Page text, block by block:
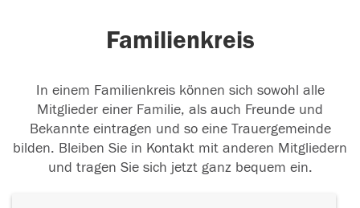
Familienkreis
In einem Familienkreis können sich sowohl alle
Mitglieder einer Familie, als auch Freunde und
Bekannte eintragen und so eine Trauergemeinde
bilden. Bleiben Sie in Kontakt mit anderen Mitgliedern
und tragen Sie sich jetzt ganz bequem ein.